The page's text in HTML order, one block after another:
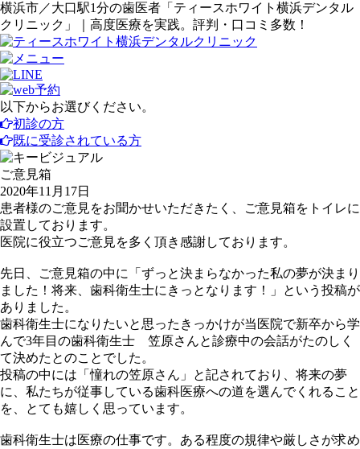
横浜市／大口駅1分の歯医者「ティースホワイト横浜デンタル
クリニック」｜高度医療を実践。評判・口コミ多数！
以下からお選びください。
初診の方
既に受診されている方
ご意見箱
2020年11月17日
患者様のご意見をお聞かせいただきたく、ご意見箱をトイレに
設置しております。
医院に役立つご意見を多く頂き感謝しております。
先日、ご意見箱の中に「ずっと決まらなかった私の夢が決まり
ました！将来、歯科衛生士にきっとなります！」という投稿が
ありました。
歯科衛生士になりたいと思ったきっかけが当医院で新卒から学
んで3年目の歯科衛生士 笠原さんと診療中の会話がたのしく
て決めたとのことでした。
投稿の中には「憧れの笠原さん」と記されており、将来の夢
に、私たちが従事している歯科医療への道を選んでくれること
を、とても嬉しく思っています。
歯科衛生士は医療の仕事です。ある程度の規律や厳しさが求め